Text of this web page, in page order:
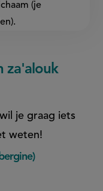
(je
za'alouk
je graag iets
weten!